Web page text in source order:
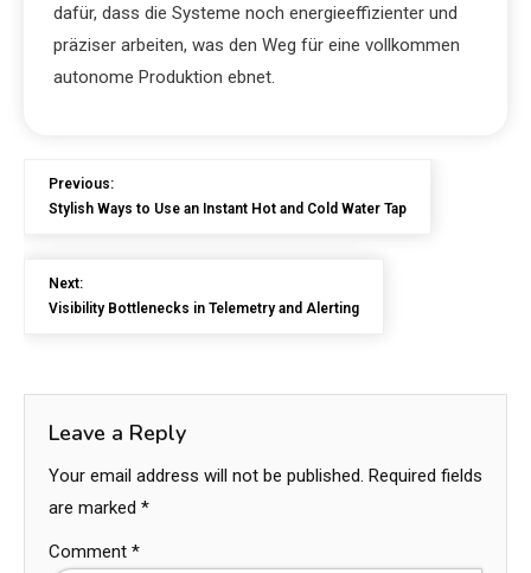
dafür, dass die Systeme noch energieeffizienter und
präziser arbeiten, was den Weg für eine vollkommen
autonome Produktion ebnet.
Previous:
Stylish Ways to Use an Instant Hot and Cold Water Tap
Next:
Visibility Bottlenecks in Telemetry and Alerting
Leave a Reply
Your email address will not be published. Required fields
are marked *
Comment *